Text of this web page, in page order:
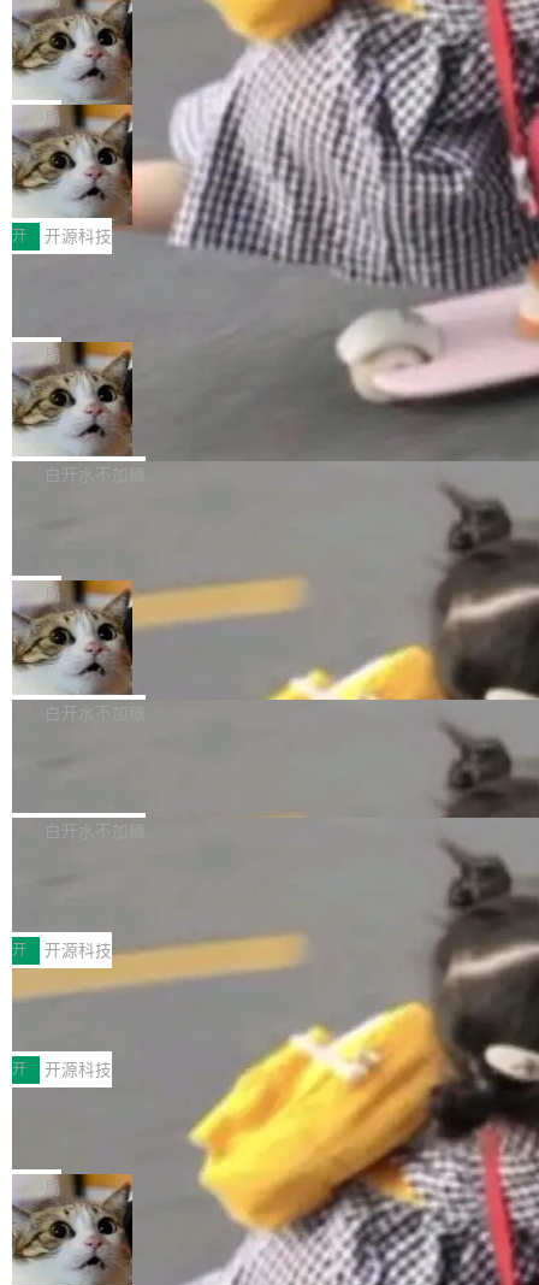
现实 过去两年，CIO们的焦虑清单上多了两项：
一是如何让大模型和智能体应用安全地从PoC走
向生产，二是如何让测试团队跟得上AI应用...
设置，如果用布尔值 + 可空字段来表示——bool
ean 表示是否可切换，nullable 的默认模式、浅
色方案、深色方案——会产生大量无意义的组
合。方案缺了、配置冲突了、全 null 了。要知道
哪些组合有效，作者说，你得靠"文档、校验、或
者部落知识"。 换个写法。Rust 的 enum，两个
变体：Switchable...
个"AI 知识库 + 聊天机器人"——每个大厂都在
做，没什么新鲜的。 但 Kenton Varda 在 Twitte
r 上把事情说清楚了： 今天我们发布了 Cloudfla
re OS，一个带连接器的聊天机器人，跟其他所
有科技公司做的一样。只不过，实际上它不一
样。这是 Sandstorm.io 的重制版，我十年前的
那个创业公司。不同的是，这次它构建在 Cloudf
lare Workers 上——我花了九年时间搭建的平台
——并且深度集成了 AI。这基本上是我十年秘密
Deno 团队开源 Celld，可自托管的分
布式 Durable Objects
Ryan Dahl 领导的 Deno 团队推出了最新开源项
目 Celld，一个能在自己机器上运行 Cloudflare
Workers 和 Durable Objects 的守护进程。 设
计思路很直接：每个对象是一个独立的 SQLite
数据库，按名称寻址，复制到你自己的 S3 兼容
存储库里。节点之间只通过这个存储库协调——
没有控制平面，没有共识协议。每个对象自带一
个小型数据库，应用天然按分片构建，单个数据
库的竞争和爆炸半径问题在设计层面就被消除
了。 闲置的 cell 会休眠到几乎不占资源。当 cel
l 迁移或唤醒时，新宿主从 S3 恢复 SQLite 数据
库继续执行。存储库是持久化的唯一真相...
局
鲁大师7月新机性能/流畅/AI榜：vivo夺
性能、流畅双第一，三星Galaxy Z系列
新折叠缺席
2026年7月的手机市场，由于存储等硬件成本暴
增，手机厂商的日子也不好过啊，新机速度明显
放缓，因此硝烟味淡了许多。新机参数规格除开
高价的三星折叠（三星Galaxy Z Fold8 Ultra / Z
Fold8 / Z Flip8）外，其余要么是中低端机器，
例如iQOO Z11i、REDMI Note 17、REDMI No
te 17 Pro、OPPO K15，要么是vivo X300 E这
样的次旗舰。 Galaxy Z Fold8 Ultra / Z Fold8 /
Z Flip8三款折叠屏新机均在7月22日发布，且全
部搭载骁龙8 Elite Gen5 for Galaxy，它们本该
开 开源科技
Zed 编辑器团队发布了新项目——DeltaDB，一
个在 git commit 之间记录每一次编辑操作的版
本控制系统。目前处于 Early Access 阶段。 De
ltaDB 的核心思路直接写在 landing page 最显
眼的位置：「Software is made between com
mits」——软件是在 commit 之间写出来的。git
是把这段空隙补上。 回退到任何一次编辑：Delt
aDB 捕获 commit 之间的每一次操作，...
局
SpaceXAI 单季资本开支达 183 亿美元
根据风险投资人Tomer Tunguz 博客（VC 分
析）披露的最新分析与第二季度业绩报告，Spac
微软同期总资本开支的四成。 与亚马逊、Alpha
bet、微软以及 Meta 等传统科技巨头相比，Spa
ceXAI的资金消耗速度尤为引人瞩目。然而，支
撑庞大支出的资金来源却呈现出截然不同的面
貌。数据显示，微软和 Meta 主要依托充沛的经
白开水不加糖
一个在终端里运行的编程 agent；Muse Spark
1.2，驱动这个 agent 的新模型。一句话概括：
你可以用 curl -fsSL https://dev.meta.ai/install.
sh | bash 安装一个能在大项目里自动规划、写
代码、验证结果的 AI 终端工具。 据介绍，Muse
个主 agent 循环，外加一组后台 agent。这些后
局
美团开源 LoHoSearch，用知识图谱校
准 AI 能力认知
机器出题的前提，是让机器拥有全局视野。整个
构建流程可以分为四个环节：建图 → 控制难度
白开水不加糖
库，并将作为transport接入Mooncake TENT。
MPComm将作为一种传输引擎接入Mooncake T
ENT，实现零拷贝传输性能提升30%、非零拷贝
传输性能最高提升5倍。UCL-MPComm底层基
于自研UCL-Engine通信引擎，后续腾讯网平将
持续开源更多基于UCL-Engine的高性能通信组
件。 腾讯网平团队在UCL-MPComm中实现了一
个独立于业务线程的全局通信引擎（Engine），
白开水不加糖
型案例入选名单》，深信服“面向企业研发场景的
开源 AI 编程平台 CoStrict 应用”凭借卓越的技术
创新与落地成效成功入选。 全链路私有化部署，
助力企业AI研发安全落地 当前，越来越多企业已
经开始引入 AI Coding 工具，通过调用公有云模
型或企业内部部署模型提升研发效率。但随着 AI
Coding 从个人辅助工具逐步走向团队级、组织
级应用，企业在规模化落地过程中，对安全性、
可控性和代码质量提出了更高要求。 首先是数据
安全与合规要求。对于大多数普通研发场景，公
有云模型能够满足快速试用和效率提升的需求。
但对于金融、能源、医疗等对数据安全要求较...
开 开源科技
深信服AI算力网关入选工信部人工智能
前不久，工业和信息化部正式发布《2025年人工
智能应用典型案例名单》，集中展示人工智能在
各领域的应用成果，覆盖技术底座、行业赋能、
产品应用、支撑保障、专题等五大方向。深信服
AI算力网关（AI创新平台）成功入选！ 随着各行
各业的Agent走向规模化建设，算力构成形态逐
渐丰富，用户关注的重点也在发生变化：不只是
让AI用起来，还要进一步看清混合算力时代下，
Token花在哪里、算力是否被充分利用，以及持
开 开源科技
Jeff Dean 离开 Google：一个时代的结
束，一个实验室的开始
Google 员工编号 20。MapReduce 作者之一。
Bigtable 作者之一。TensorFlow 的作者之一。
Gemini 的架构师。Google 首席科学家。 Jeff D
ean 在 Google 工作了 27 年后，宣布离职。 他
不是一个人走。一同离开的还有 Sanjay Ghema
局
🔥 SolonCode v2026.8.4 发布：界面
字体可调、22 种语言、记忆搜索增强
打开终端就能上岗的全中文编码智能体，这一轮